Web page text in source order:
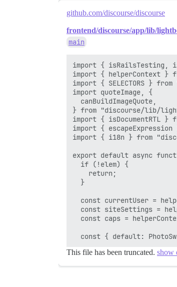
github.com/discourse/discourse
frontend/discourse/app/lib/
main
import { isRailsTesting,
import { helperContext }
import { SELECTORS }
import quoteImage, {
  canBuildImageQuote,
} from "discourse/lib/
import { isDocumentRTL
import {
import { i18n } from
export default async
  if (!elem) {
    return;
  }
const currentUser =
const siteSettings =
const caps =
This file has been truncated. show